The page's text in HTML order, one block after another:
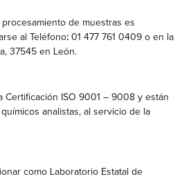
de muestras es
al Teléfono:01 477 761 0409 o en la
37545 en León.
Certificación ISO 9001 – 9008 y están
analistas, al servicio de la
como Laboratorio Estatal de